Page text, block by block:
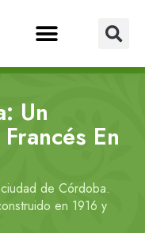
Un
En
de Córdoba.
en 1916 y